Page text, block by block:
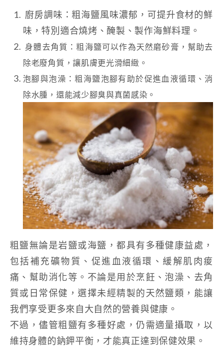
廚房調味：粗海鹽風味濃郁，可提升食材的鮮
味，特別適合燒烤、醃製、製作海鮮料理。
身體去角質：粗海鹽可以作為天然磨砂膏，幫助去
除老廢角質，讓肌膚更光滑細緻。
泡腳與泡澡：粗海鹽泡腳有助於促進血液循環、消
除水腫，還能減少腳臭與真菌感染。
粗鹽無論是岩鹽或海鹽，都具有多種健康益處，
包括補充礦物質、促進血液循環、緩解肌肉痠
痛、幫助消化等。不論是用於烹飪、泡澡、去角
質或日常保健，選擇未經精製的天然鹽類，能讓
我們享受更多來自大自然的營養與健康。
不過，儘管粗鹽有多種好處，仍需適量攝取，以
維持身體的鈉鉀平衡，才能真正達到保健效果。